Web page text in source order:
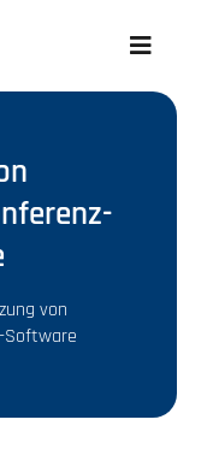
Toggle
von
Software